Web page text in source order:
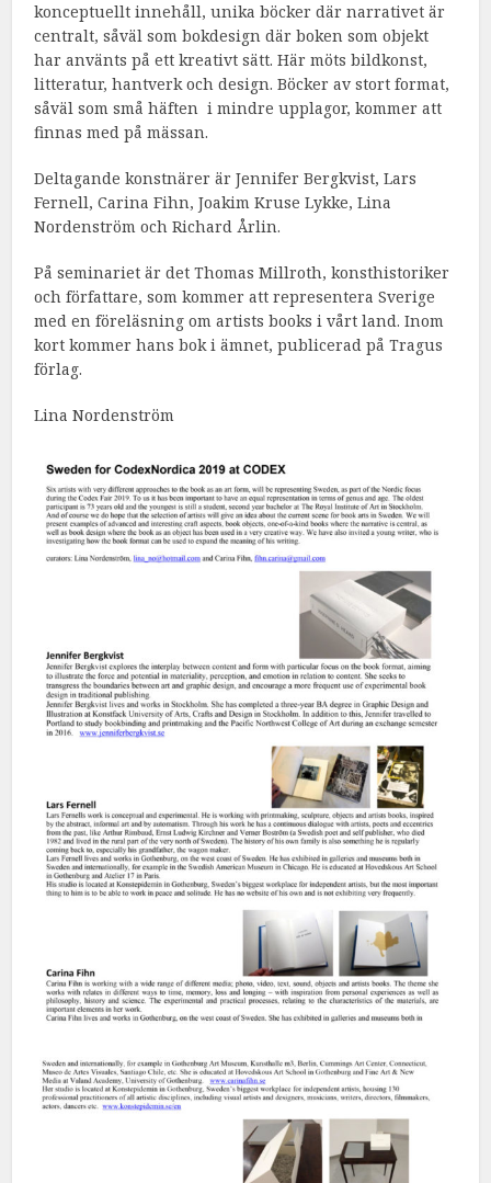
konceptuellt innehåll, unika böcker där narrativet är
centralt, såväl som bokdesign där boken som objekt
har använts på ett kreativt sätt. Här möts bildkonst,
litteratur, hantverk och design. Böcker av stort format,
såväl som små häften i mindre upplagor, kommer att
finnas med på mässan.
Deltagande konstnärer är Jennifer Bergkvist, Lars
Fernell, Carina Fihn, Joakim Kruse Lykke, Lina
Nordenström och Richard Årlin.
På seminariet är det Thomas Millroth, konsthistoriker
och författare, som kommer att representera Sverige
med en föreläsning om artists books i vårt land. Inom
kort kommer hans bok i ämnet, publicerad på Tragus
förlag.
Lina Nordenström